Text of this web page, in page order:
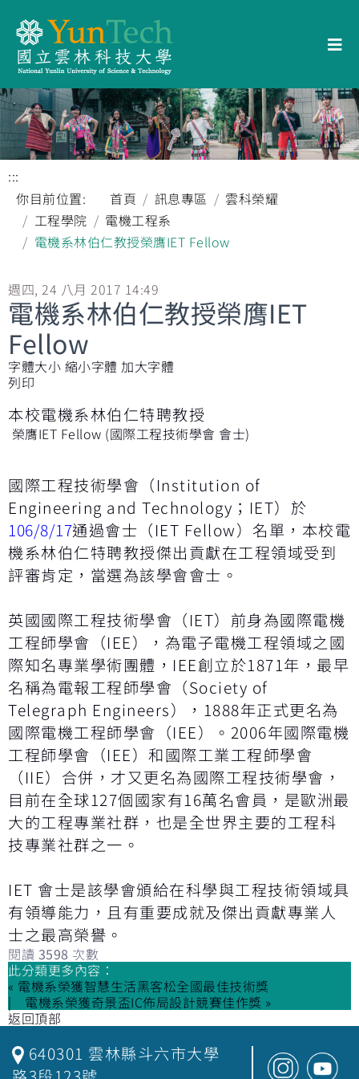
:::
你目前位置:
首頁 訊息專區
雲科榮耀
工程學院
電機工程系
電機系林伯仁教授榮膺IET Fellow
週四, 24 八月 2017 14:49
電機系林伯仁教授榮膺IET
Fellow
字體大小 縮小字體 加大字體
列印
本校電機系林伯仁特聘教授
榮膺IET Fellow (國際工程技術學會 會士)
國際工程技術學會（Institution of
Engineering and Technology；IET）於
106/8/17通過會士（IET Fellow）名單，本校電
機系林伯仁特聘教授傑出貢獻在工程領域受到
評審肯定，當選為該學會會士。
英國國際工程技術學會（IET）前身為國際電機
工程師學會（IEE），為電子電機工程領域之國
際知名專業學術團體，IEE創立於1871年，最早
名稱為電報工程師學會（Society of
Telegraph Engineers），1888年正式更名為
國際電機工程師學會（IEE）。2006年國際電機
工程師學會（IEE）和國際工業工程師學會
（IIE）合併，才又更名為國際工程技術學會，
目前在全球127個國家有16萬名會員，是歐洲最
大的工程專業社群，也是全世界主要的工程科
技專業社群之一。
IET 會士是該學會頒給在科學與工程技術領域具
有領導能力，且有重要成就及傑出貢獻專業人
士之最高榮譽。
閱讀 3598 次數
此分類更多內容：
« 電機系榮獲智慧生活黑客松全國最佳技術獎
電機系榮獲奇景盃IC佈局設計競賽佳作獎 »
返回頂部
640301 雲林縣斗六市大學